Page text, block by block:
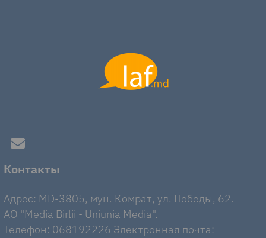
Контакты
Адрес: MD-3805, мун. Комрат, ул. Победы, 62.
AO "Media Birlii - Uniunia Media".
Телефон: 068192226 Электронная почта: